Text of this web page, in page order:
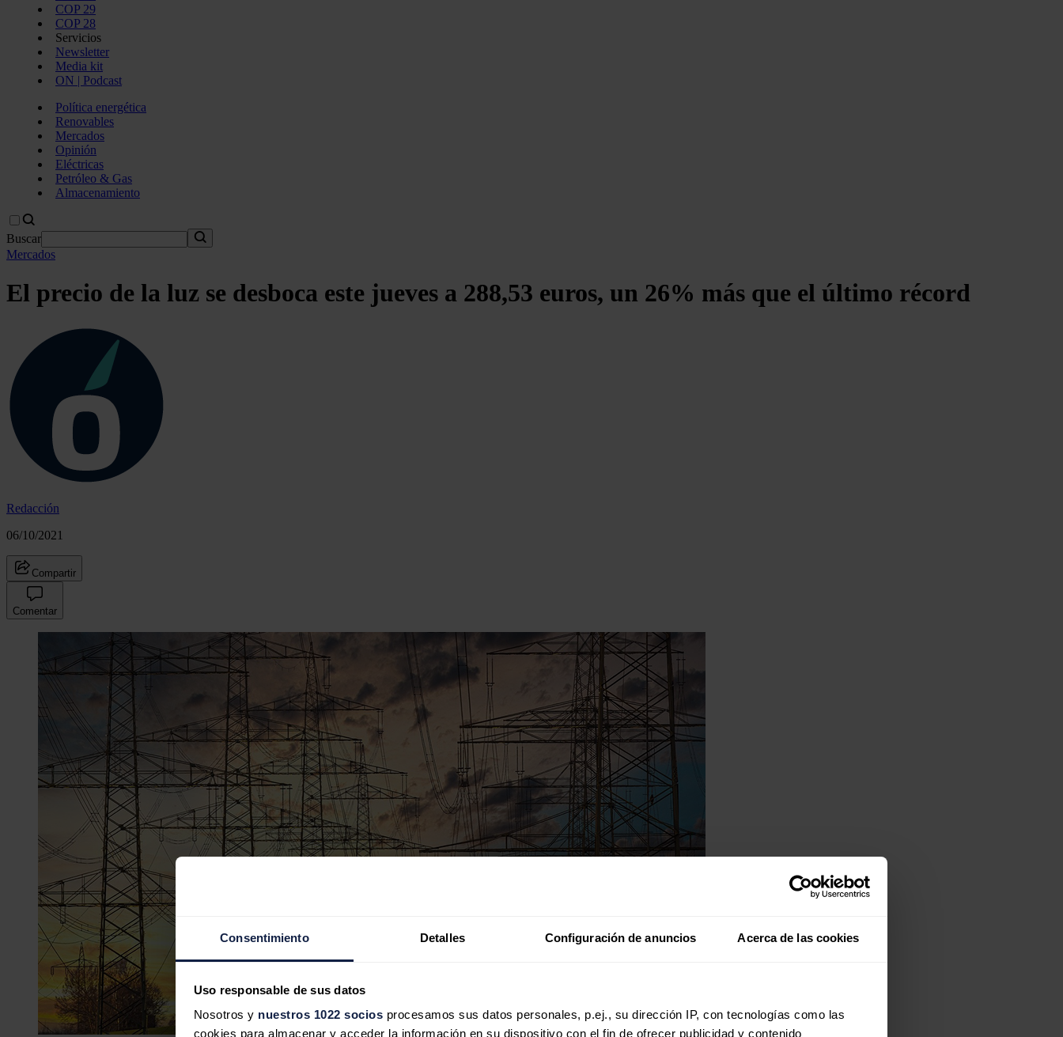
Consentimiento Detalles Configuración de anuncios Acerca de las cookies
Uso responsable de sus datos
Nosotros y nuestros 1022 socios procesamos sus datos personales, p.ej., su dirección IP, con tecnologías como las
cookies para almacenar y acceder la información en su dispositivo con el fin de ofrecer publicidad y contenido
COP 29
COP 28
Servicios
Newsletter
Media kit
ON | Podcast
Política energética
Renovables
Mercados
Opinión
Eléctricas
Petróleo & Gas
Almacenamiento
Buscar
Mercados
El precio de la luz se desboca este jueves a 288,53 euros, un 26% más que el último récord
Redacción
06/10/2021
Compartir
Comentar